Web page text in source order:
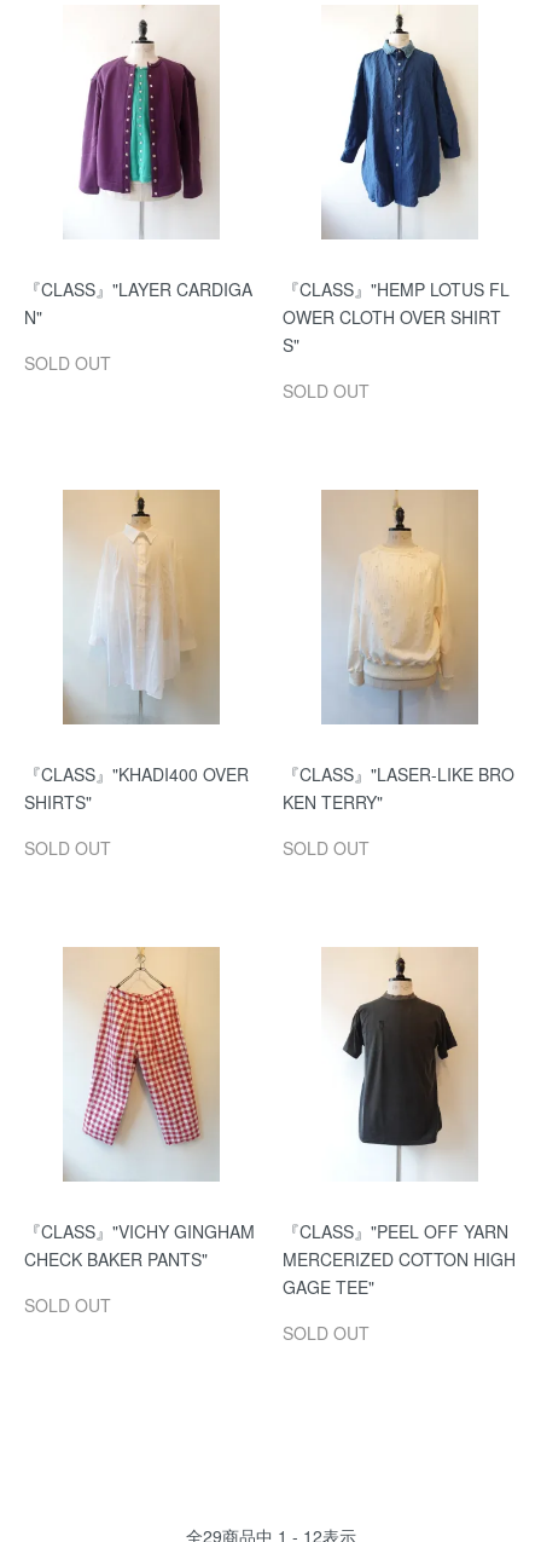
『CLASS』"LAYER CARDIGA
N"
SOLD OUT
『CLASS』"HEMP LOTUS FL
OWER CLOTH OVER SHIRT
S"
SOLD OUT
『CLASS』"KHADI400 OVER
SHIRTS"
SOLD OUT
『CLASS』"LASER-LIKE BRO
KEN TERRY"
SOLD OUT
『CLASS』"VICHY GINGHAM
CHECK BAKER PANTS"
SOLD OUT
『CLASS』"PEEL OFF YARN
MERCERIZED COTTON HIGH
GAGE TEE"
SOLD OUT
全29商品中 1 - 12表示